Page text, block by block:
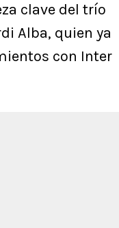
clave del trío
Alba, quien ya
con Inter